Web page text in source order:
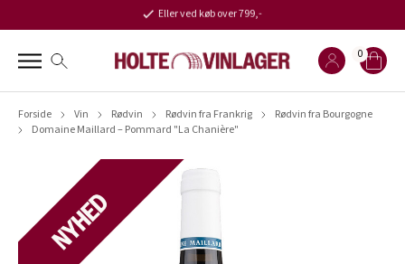
Eller ved køb over 799,-
0
Forside Vin Rødvin Rødvin fra Frankrig
Rødvin fra Bourgogne
Domaine Maillard – Pommard "La Chanière"